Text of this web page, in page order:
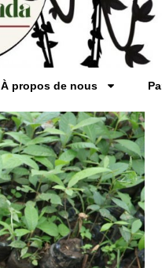
À propos de nous